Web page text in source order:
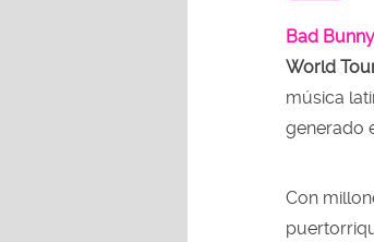
Bad Bunny
World
música
generado
Con